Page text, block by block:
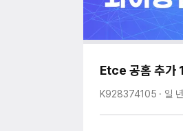
Etce 공홈 추가
K928374105 일